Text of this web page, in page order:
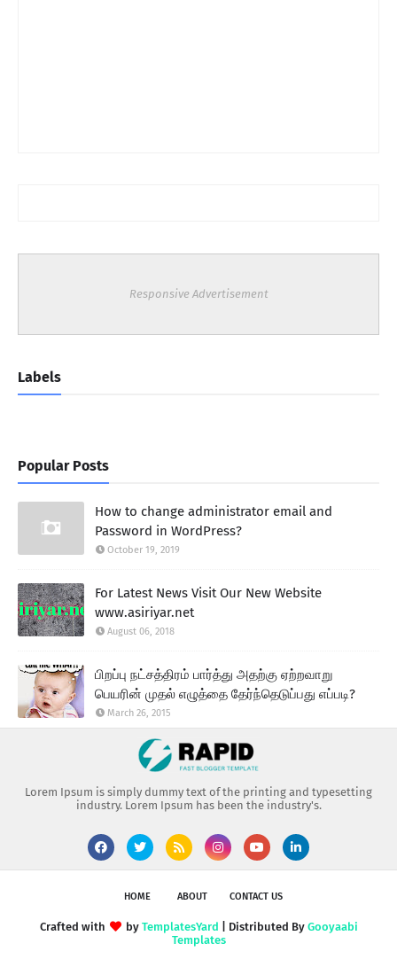
Responsive Advertisement
Labels
Popular Posts
How to change administrator email and
Password in WordPress?
October 19, 2019
For Latest News Visit Our New Website
www.asiriyar.net
August 06, 2018
பிறப்பு நட்சத்திரம் பார்த்து அதற்கு ஏற்றவாறு
பெயரின் முதல் எழுத்தை தேர்ந்தெடுப்பது எப்படி?
March 26, 2015
Lorem Ipsum is simply dummy text of the printing and typesetting
industry. Lorem Ipsum has been the industry's.
HOME ABOUT CONTACT US
Crafted with by TemplatesYard | Distributed By Gooyaabi
Templates